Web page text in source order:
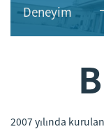
Deneyim
2007 yılında